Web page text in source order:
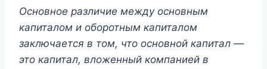
Основное различие между основным
капиталом и оборотным капиталом
заключается в том, что основной капитал —
это капитал, вложенный компанией в